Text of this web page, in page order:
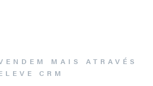
MAIS ATRAVÉS
CRM